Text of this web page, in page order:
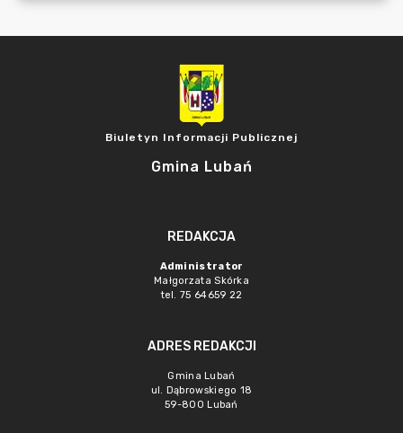
Biuletyn Informacji Publicznej
Gmina Lubań
REDAKCJA
Administrator
Małgorzata Skórka
tel. 75 64659 22
ADRES REDAKCJI
Gmina Lubań
ul. Dąbrowskiego 18
59-800 Lubań